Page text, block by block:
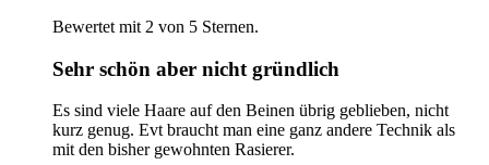
Bewertet mit 2 von 5 Sternen.
Sehr schön aber nicht gründlich
Es sind viele Haare auf den Beinen übrig geblieben, nicht
kurz genug. Evt braucht man eine ganz andere Technik als
mit den bisher gewohnten Rasierer.